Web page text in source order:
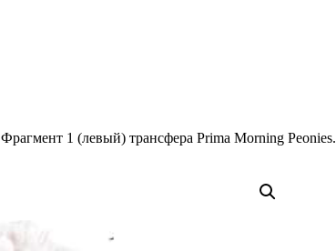
Фрагмент 1 (левый) трансфера Prima Morning Peonies.